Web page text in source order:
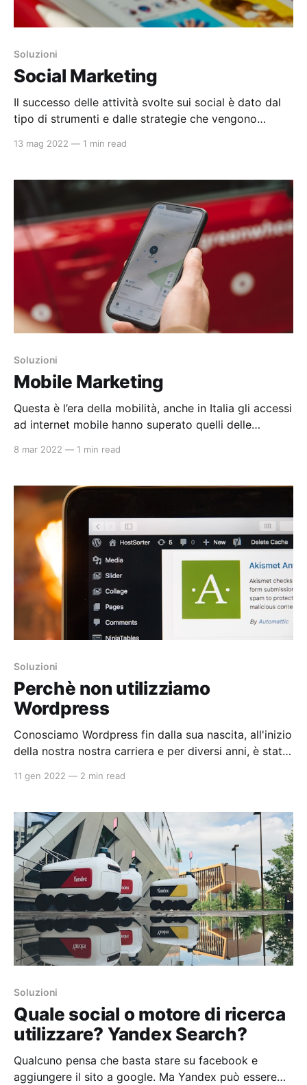
Soluzioni
Social Marketing
Il successo delle attività svolte sui social è dato dal
tipo di strumenti e dalle strategie che vengono
importanti troviamo Facebook, Instagram, Twitter,
sottovalutare altri social con target ben specifici
come Linkedin, Pinterest, etc.). Il
13 mag 2022 — 1 min read
Soluzioni
Mobile Marketing
Questa è l’era della mobilità, anche in Italia gli accessi
ad internet mobile hanno superato quelli delle
di una App per iPhon o Android può essere il punto
8 mar 2022 — 1 min read
Soluzioni
Perchè non utilizziamo
Wordpress
Conosciamo Wordpress fin dalla sua nascita, all'inizio
della nostra nostra carriera e per diversi anni, è stato
progetti web. Ma con il passare del tempo è
ci ha portato a non utilizzare più wordpress.
11 gen 2022 — 2 min read
Soluzioni
Quale social o motore di ricerca
utilizzare? Yandex Search?
Qualcuno pensa che basta stare su facebook e
aggiungere il sito a google. Ma Yandex può essere